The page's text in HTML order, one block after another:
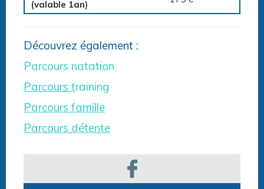
(valable 1an)
Découvrez également :
Parcours natation
Parcours training
Parcours famille
Parcours détente